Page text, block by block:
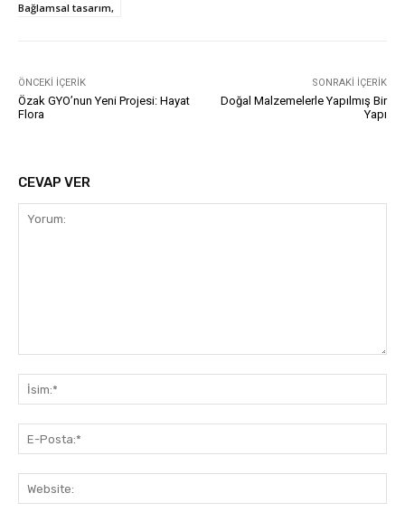
Bağlamsal tasarım,
ÖNCEKI İÇERIK
Özak GYO’nun Yeni Projesi: Hayat
Flora
SONRAKI İÇERIK
Doğal Malzemelerle Yapılmış Bir
Yapı
CEVAP VER